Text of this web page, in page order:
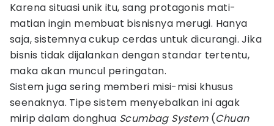
Karena situasi unik itu, sang protagonis mati-
matian ingin membuat bisnisnya merugi. Hanya
saja, sistemnya cukup cerdas untuk dicurangi. Jika
bisnis tidak dijalankan dengan standar tertentu,
maka akan muncul peringatan.
Sistem juga sering memberi misi-misi khusus
seenaknya. Tipe sistem menyebalkan ini agak
mirip dalam donghua Scumbag System(Chuan